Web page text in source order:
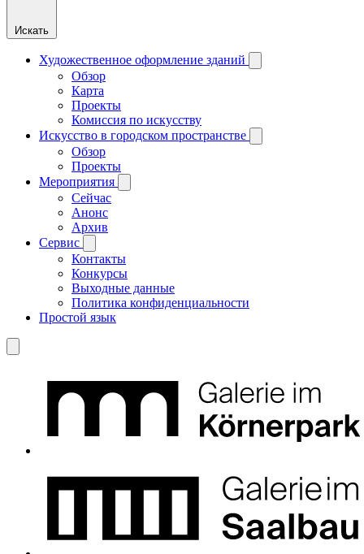
Искать
Художественное оформление зданий
Обзор
Карта
Проекты
Комиссия по искусству
Искусство в городском пространстве
Обзор
Проекты
Мероприятия
Сейчас
Анонс
Архив
Сервис
Контакты
Конкурсы
Выходные данные
Политика конфиденциальности
Простой язык